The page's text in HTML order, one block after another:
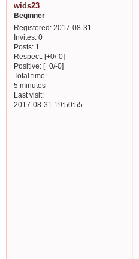
wids23
Beginner
Registered : 2017-08-31
Invites:0
Posts:1
Respect: [+0/-0]
Positive: [+0/-0]
Total time:
5 minutes
Last visit:
2017-08-31 19:50:55